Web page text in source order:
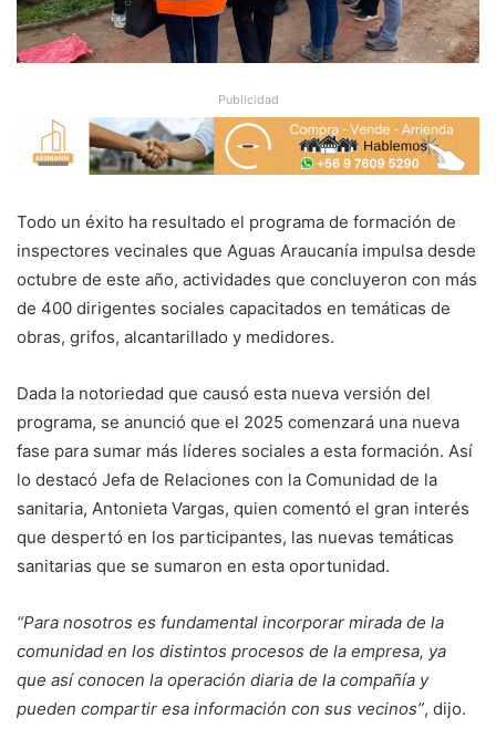
Publicidad
Todo un éxito ha resultado el programa de formación de
inspectores vecinales que Aguas Araucanía impulsa desde
octubre de este año, actividades que concluyeron con más
de 400 dirigentes sociales capacitados en temáticas de
obras, grifos, alcantarillado y medidores.
Dada la notoriedad que causó esta nueva versión del
programa, se anunció que el 2025 comenzará una nueva
fase para sumar más líderes sociales a esta formación. Así
lo destacó Jefa de Relaciones con la Comunidad de la
sanitaria, Antonieta Vargas, quien comentó el gran interés
que despertó en los participantes, las nuevas temáticas
sanitarias que se sumaron en esta oportunidad.
“Para nosotros es fundamental incorporar mirada de la
comunidad en los distintos procesos de la empresa, ya
que así conocen la operación diaria de la compañía y
pueden compartir esa información con sus vecinos”, dijo.